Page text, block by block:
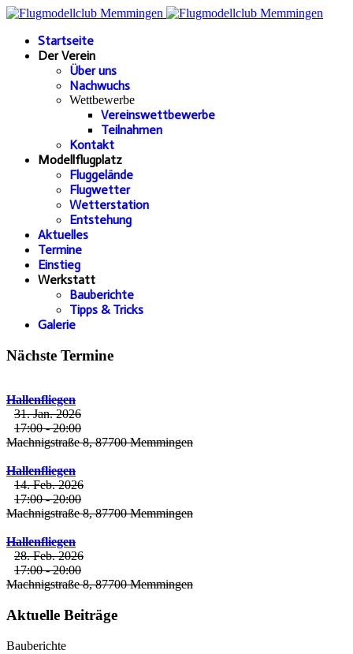
Startseite
Der Verein
Über uns
Nachwuchs
Wettbewerbe
Vereinswettbewerbe
Teilnahmen
Kontakt
Modellflugplatz
Fluggelände
Flugwetter
Wetterstation
Entstehung
Aktuelles
Termine
Einstieg
Werkstatt
Bauberichte
Tipps & Tricks
Galerie
Nächste Termine
Hallenfliegen
31. Jan. 2026
17:00-20:00
Machnigstraße 8, 87700 Memmingen
Hallenfliegen
14. Feb. 2026
17:00-20:00
Machnigstraße 8, 87700 Memmingen
Hallenfliegen
28. Feb. 2026
17:00-20:00
Machnigstraße 8, 87700 Memmingen
Aktuelle Beiträge
Bauberichte